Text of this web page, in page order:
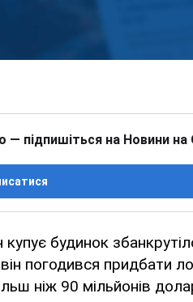
— підпишіться на Новини на
будинок
погодився придбати
ніж 90 мільйонів